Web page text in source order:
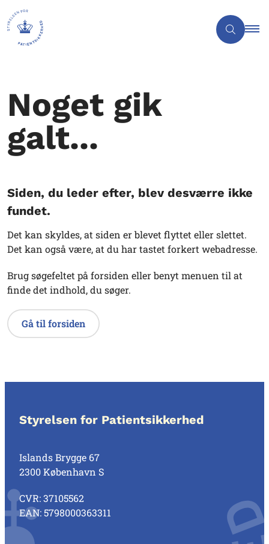
Noget gik
galt...
Siden, du leder efter, blev desværre ikke
fundet.
Det kan skyldes, at siden er blevet flyttet eller slettet.
Det kan også være, at du har tastet forkert webadresse.
Brug søgefeltet på forsiden eller benyt menuen til at
finde det indhold, du søger.
Gå til forsiden
Styrelsen for Patientsikkerhed
Islands Brygge 67
2300 København S
CVR: 37105562
EAN: 5798000363311